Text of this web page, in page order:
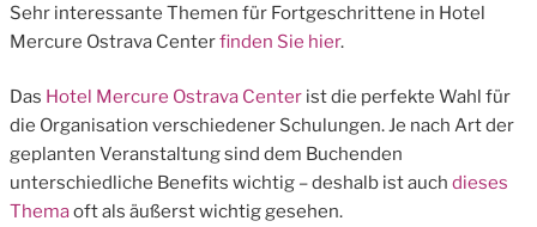
Sehr interessante Themen für Fortgeschrittene in Hotel
Mercure Ostrava Centerfinden Sie hier.
Das Hotel Mercure Ostrava Center ist die perfekte Wahl für
die Organisation verschiedener Schulungen. Je nach Art der
geplanten Veranstaltung sind dem Buchenden
unterschiedliche Benefits wichtig – deshalb ist auch dieses
Themaoft als äußerst wichtig gesehen.